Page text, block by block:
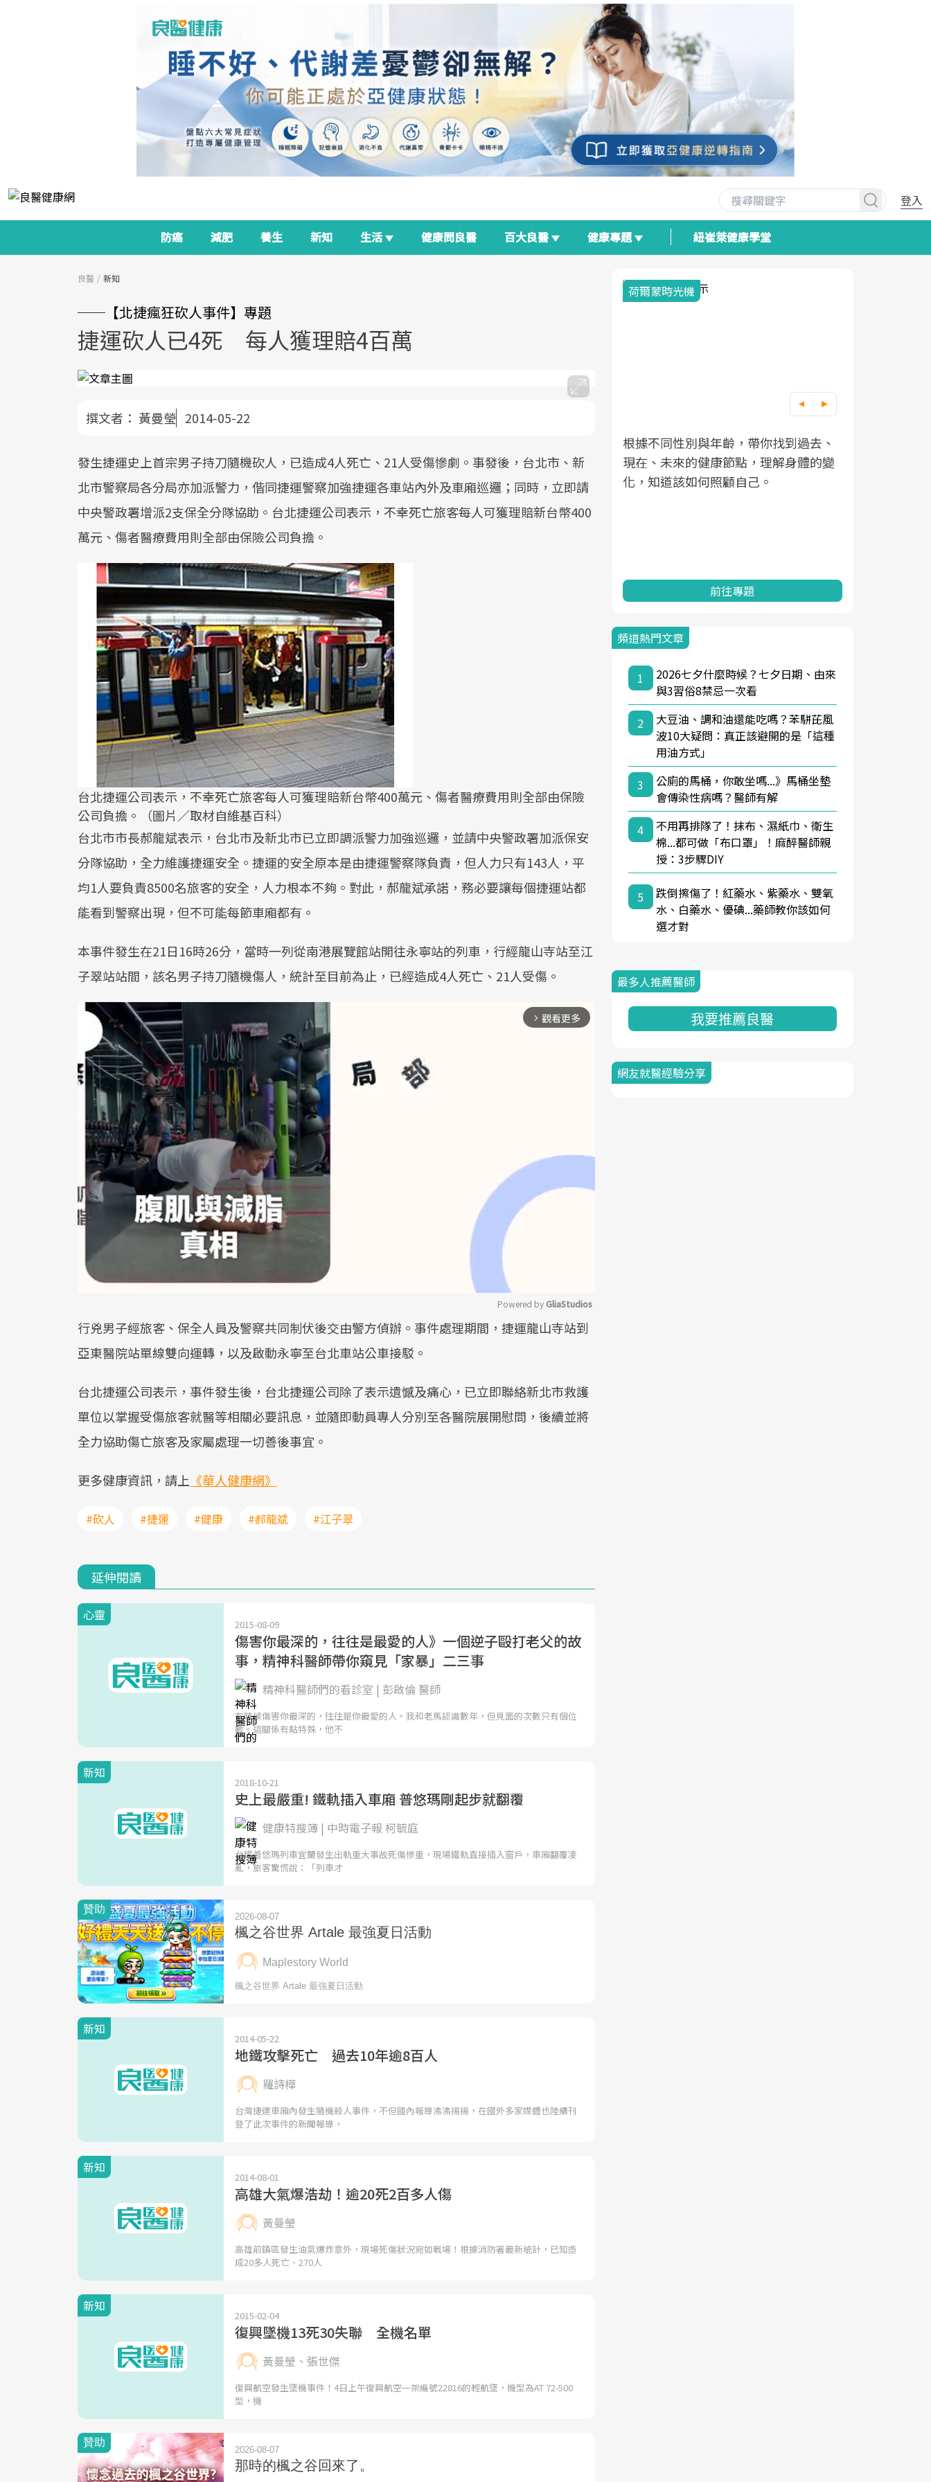
登入
防癌 減肥 養生 新知 生活 健康問良醫 百大良醫 健康專題 紐崔萊健康學堂
良醫 新知
──【北捷瘋狂砍人事件】專題
捷運砍人已4死 每人獲理賠4百萬
撰文者： 黃曼瑩 2014-05-22
發生捷運史上首宗男子持刀隨機砍人，已造成4人死亡、21人受傷慘劇。事發後，台北市、新
北市警察局各分局亦加派警力，偕同捷運警察加強捷運各車站內外及車廂巡邏；同時，立即請
中央警政署增派2支保全分隊協助。台北捷運公司表示，不幸死亡旅客每人可獲理賠新台幣400
萬元、傷者醫療費用則全部由保險公司負擔。
台北捷運公司表示，不幸死亡旅客每人可獲理賠新台幣400萬元、傷者醫療費用則全部由保險
公司負擔。（圖片／取材自維基百科）
台北市市長郝龍斌表示，台北市及新北市已立即調派警力加強巡邏，並請中央警政署加派保安
分隊協助，全力維護捷運安全。捷運的安全原本是由捷運警察隊負責，但人力只有143人，平
均1人要負責8500名旅客的安全，人力根本不夠。對此，郝龍斌承諾，務必要讓每個捷運站都
能看到警察出現，但不可能每節車廂都有。
本事件發生在21日16時26分，當時一列從南港展覽館站開往永寧站的列車，行經龍山寺站至江
子翠站站間，該名男子持刀隨機傷人，統計至目前為止，已經造成4人死亡、21人受傷。
arrow_forward_ios 觀看更多
Powered by GliaStudios
行兇男子經旅客、保全人員及警察共同制伏後交由警方偵辦。事件處理期間，捷運龍山寺站到
亞東醫院站單線雙向運轉，以及啟動永寧至台北車站公車接駁。
台北捷運公司表示，事件發生後，台北捷運公司除了表示遺憾及痛心，已立即聯絡新北市救護
單位以掌握受傷旅客就醫等相關必要訊息，並隨即動員專人分別至各醫院展開慰問，後續並將
全力協助傷亡旅客及家屬處理一切善後事宜。
更多健康資訊，請上 《華人健康網》
#砍人 #捷運 #健康 #郝龍斌 #江子翠
延伸閱讀
心靈
2015-08-09
傷害你最深的，往往是最愛的人》一個逆子毆打老父的故
事，精神科醫師帶你窺見「家暴」二三事
精神科醫師們的看診室 | 彭啟倫 醫師
有時候傷害你最深的，往往是你最愛的人。我和老馬認識數年，但見面的次數只有個位
數。這關係有點特殊，他不
新知
2018-10-21
史上最嚴重! 鐵軌插入車廂 普悠瑪剛起步就翻覆
健康特搜簿 | 中時電子報 柯毓庭
台鐵普悠瑪列車宜蘭發生出軌重大事故死傷慘重，現場鐵軌直接插入窗戶，車廂翻覆凌
亂，旅客驚慌說：「列車才
新知
2014-05-22
地鐵攻擊死亡 過去10年逾8百人
羅詩樺
台灣捷運車廂內發生隨機殺人事件，不但國內報導沸沸揚揚，在國外多家媒體也陸續刊
登了此次事件的新聞報導，
新知
2014-08-01
高雄大氣爆浩劫！逾20死2百多人傷
黃曼瑩
高雄前鎮區發生油氣爆炸意外，現場死傷狀況宛如戰場！根據消防署最新統計，已知造
成20多人死亡、270人
新知
2015-02-04
復興墜機13死30失聯 全機名單
黃曼瑩、張世傑
復興航空發生墜機事件！4日上午復興航空一架編號22816的輕航墜，機型為AT 72-500
型，機
邁向「健康照護」的新時代。隨著國家
政策如「健康台灣推動委員會」與「長
關注的核心議題。然而，健檢不只是醫
狀況、啟動健康管理的重要起點。
健康新生活」，從講座、體驗到運動，
全面啟動你的健康革命！
發，透過醫學觀點與日常感受的對話，
建立對亞健康的認知，進而引導實際的
荷爾蒙時光機
根據不同性別與年齡，帶你找到過去、
現在、未來的健康節點，理解身體的變
化，知道該如何照顧自己。
前往專題
頻道熱門文章
1
2026七夕什麼時候？七夕日期、由來
與3習俗8禁忌一次看
2
大豆油、調和油還能吃嗎？苯駢芘風
波10大疑問：真正該避開的是「這種
用油方式」
3
公廁的馬桶，你敢坐嗎...》馬桶坐墊
會傳染性病嗎？醫師有解
4
不用再排隊了！抹布、濕紙巾、衛生
棉...都可做「布口罩」！麻醉醫師親
授：3步驟DIY
5
跌倒擦傷了！紅藥水、紫藥水、雙氧
水、白藥水、優碘...藥師教你該如何
選才對
最多人推薦醫師
我要推薦良醫
網友就醫經驗分享